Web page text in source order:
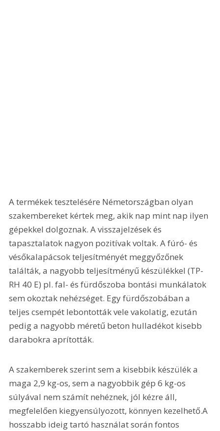
A termékek tesztelésére Németországban olyan
szakembereket kértek meg, akik nap mint nap ilyen
gépekkel dolgoznak. A visszajelzések és
tapasztalatok nagyon pozitívak voltak. A fúró- és
vésőkalapácsok teljesítményét meggyőzőnek
találták, a nagyobb teljesítményű készülékkel (TP-
RH 40 E) pl. fal- és fürdőszoba bontási munkálatok
sem okoztak nehézséget. Egy fürdőszobában a
teljes csempét lebontották vele vakolatig, ezután
pedig a nagyobb méretű beton hulladékot kisebb
darabokra aprították.
A szakemberek szerint sem a kisebbik készülék a
maga 2,9 kg-os, sem a nagyobbik gép 6 kg-os
súlyával nem számít nehéznek, jól kézre áll,
megfelelően kiegyensúlyozott, könnyen kezelhető.A
hosszabb ideig tartó használat során fontos